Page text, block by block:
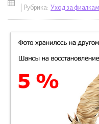
| Рубрика: Уход за